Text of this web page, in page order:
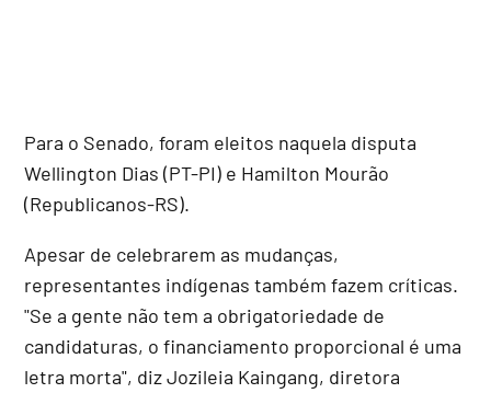
Para o Senado, foram eleitos naquela disputa
Wellington Dias (PT-PI) e Hamilton Mourão
(Republicanos-RS).
Apesar de celebrarem as mudanças,
representantes indígenas também fazem críticas.
"Se a gente não tem a obrigatoriedade de
candidaturas, o financiamento proporcional é uma
letra morta", diz Jozileia Kaingang, diretora